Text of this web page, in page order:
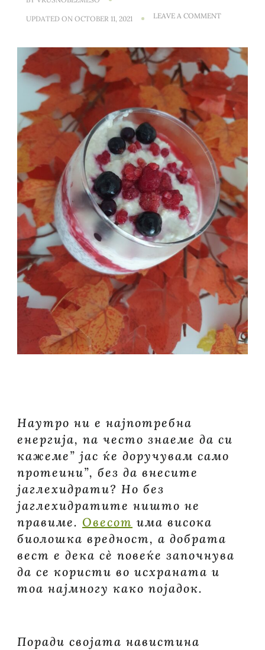
UPDATED ON OCTOBER 11, 2021 LEAVE A COMMENTON
ЧИА
СЕМЕ
СО
МАЛИНИ
Наутро ни е најпотребна
енергија, па често знаеме да си
кажеме” јас ќе доручувам само
протеини”, без да внесите
јаглехидрати? Но без
јаглехидратите ништо не
правиме. Oвесот има висока
биолошка вредност, а добрата
вест е дека сè повеќе започнува
да се користи во исхраната и
тоа најмногу како појадок.
Поради својата навистина